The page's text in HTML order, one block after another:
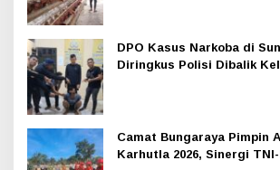
DPO Kasus Narkoba di
Diringkus Polisi Dibalik
Camat Bungaraya Pimpin
Karhutla 2026, Sinergi